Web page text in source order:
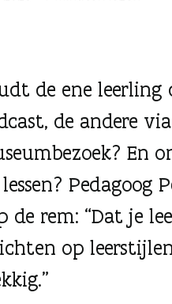
de ene leerling
de andere
En
Pedagoog
de rem: “Dat je
op